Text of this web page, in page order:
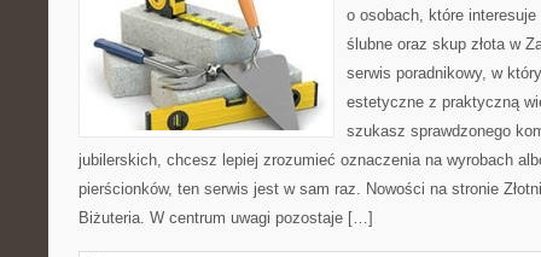
o osobach, które
ślubne oraz skup złota w
serwis poradnikowy, w
estetyczne z praktyczną
szukasz sprawdzonego
jubilerskich, chcesz lepiej zrozumieć oznaczenia na wyrobach
pierścionków, ten serwis jest w sam raz. Nowości na stronie
Biżuteria. W centrum uwagi pozostaje […]